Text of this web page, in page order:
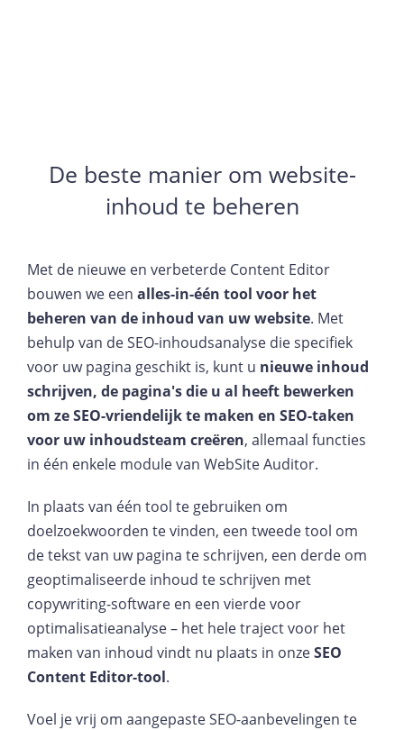
De beste manier om website-
inhoud te beheren
Met de nieuwe en verbeterde Content Editor
bouwen we een alles-in-één tool voor het
beheren van de inhoud van uw website. Met
behulp van de SEO-inhoudsanalyse die specifiek
voor uw pagina geschikt is, kunt u nieuwe inhoud
schrijven, de pagina's die u al heeft bewerken
om ze SEO-vriendelijk te maken en SEO-taken
voor uw inhoudsteam creëren, allemaal functies
in één enkele module van WebSite Auditor.
In plaats van één tool te gebruiken om
doelzoekwoorden te vinden, een tweede tool om
de tekst van uw pagina te schrijven, een derde om
geoptimaliseerde inhoud te schrijven met
copywriting-software en een vierde voor
optimalisatieanalyse – het hele traject voor het
maken van inhoud vindt nu plaats in onzeSEO
Content Editor-tool.
Voel je vrij om aangepaste SEO-aanbevelingen te